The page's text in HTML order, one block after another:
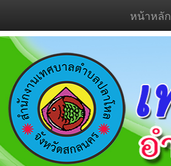
หน้าหลัก